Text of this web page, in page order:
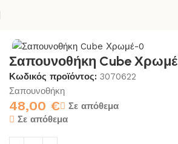
Σαπουνοθήκη Cube Χρωμέ
Κωδικός προϊόντος: 3070622
Σαπουνοθήκη
48,00 €
Σε απόθεμα
Σε απόθεμα